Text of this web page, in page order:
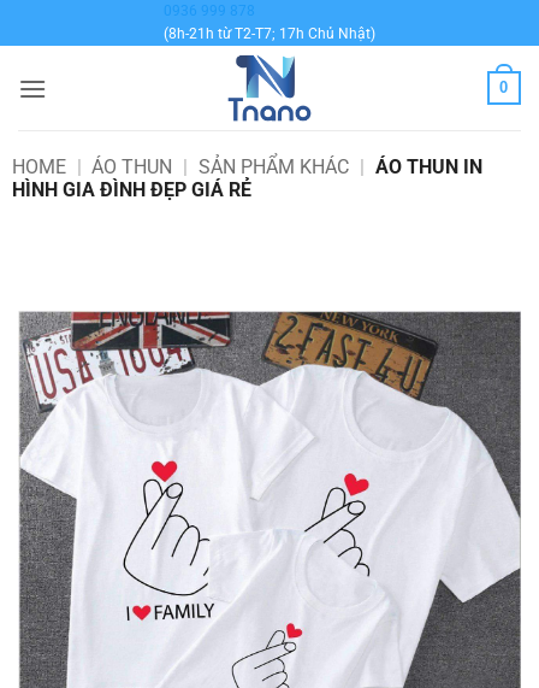
qua
dung
0936 999 878
(8h-21h từ T2-T7; 17h Chủ Nhật)
0
HOME | ÁO THUN | SẢN PHẨM KHÁC | ÁO THUN IN
HÌNH GIA ĐÌNH ĐẸP GIÁ RẺ